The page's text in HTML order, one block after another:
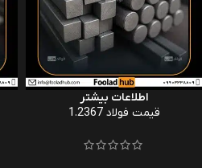
اطلاعات بیشتر
قیمت فولاد 1.2367